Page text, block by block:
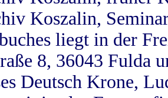
Koszalin,
liegt in der
8, 36043 Fulda
Deutsch Krone,